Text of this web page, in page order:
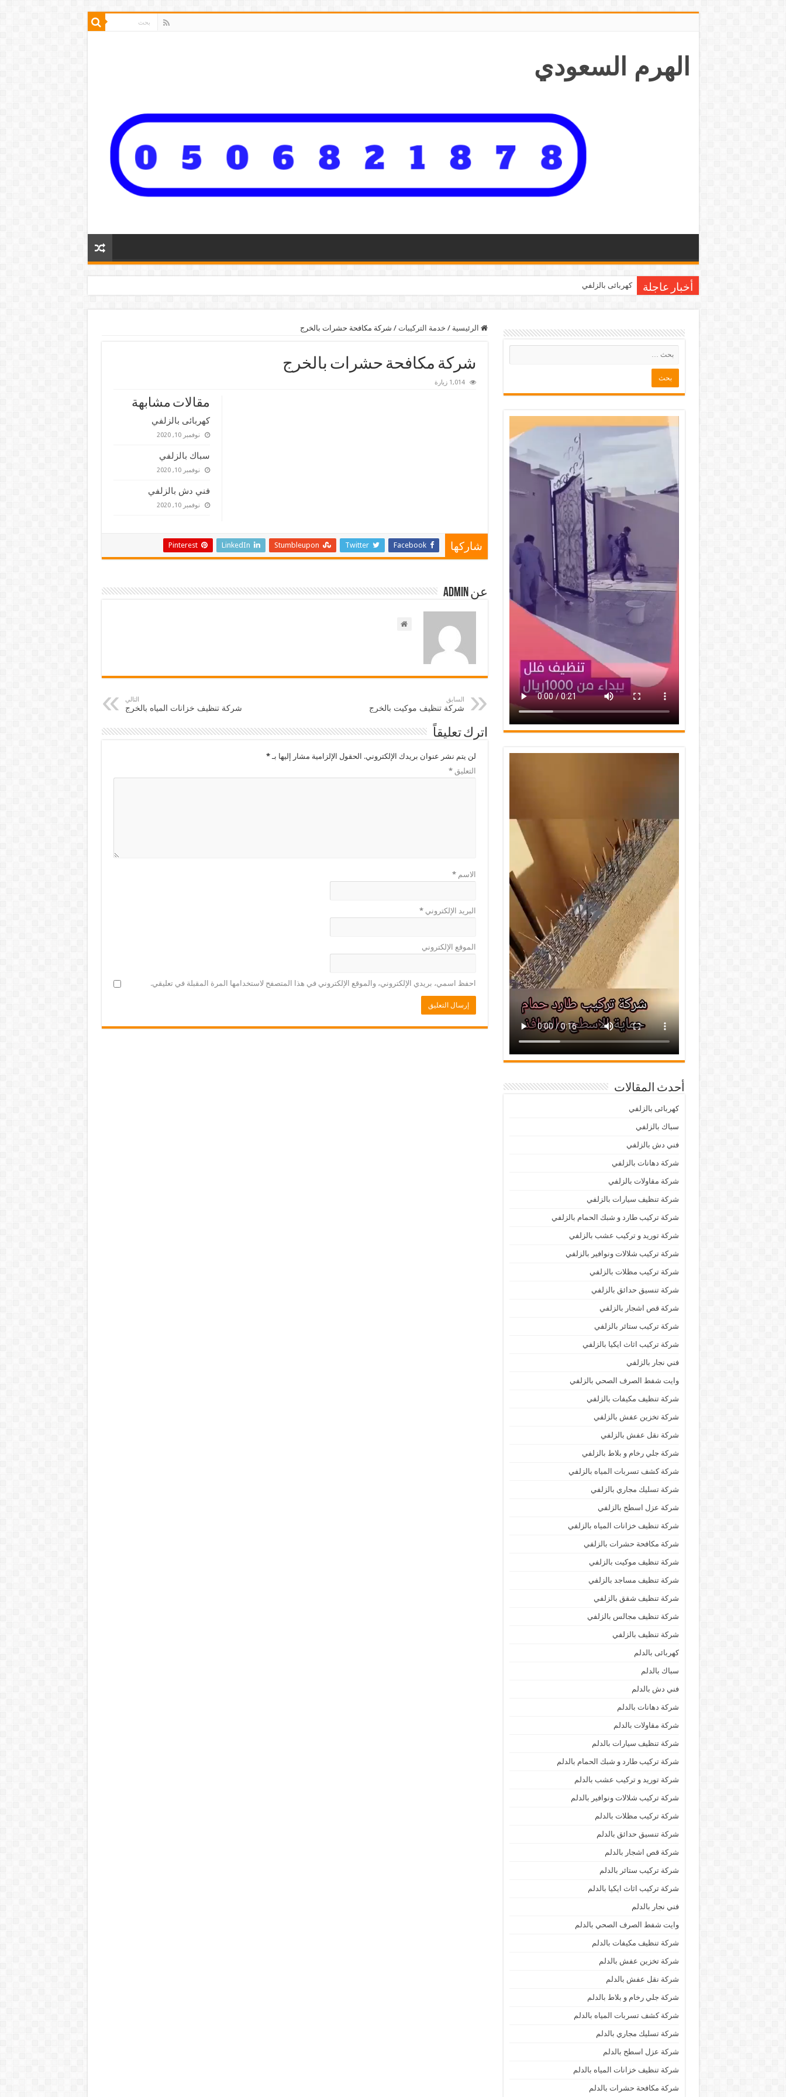
الهرم السعودي
أخبار عاجلة كهربائى بالزلفي
الرئيسية / خدمة التركيبات / شركة مكافحة حشرات بالخرج
شركة مكافحة حشرات بالخرج
1,014 زيارة
مقالات مشابهة
كهربائى بالزلفي
نوفمبر 10, 2020
سباك بالزلفي
نوفمبر 10, 2020
فني دش بالزلفي
نوفمبر 10, 2020
شاركها Facebook
Twitter
Stumbleupon
LinkedIn
Pinterest
عن admin
السابق
شركة تنظيف موكيت بالخرج
التالي
شركة تنظيف خزانات المياه بالخرج
اترك تعليقاً
لن يتم نشر عنوان بريدك الإلكتروني. الحقول الإلزامية مشار إليها بـ*
التعليق*
الاسم*
البريد الإلكتروني*
الموقع الإلكتروني
احفظ اسمي، بريدي الإلكتروني، والموقع الإلكتروني في هذا المتصفح لاستخدامها المرة المقبلة في تعليقي.
أحدث المقالات
كهربائى بالزلفي
سباك بالزلفي
فني دش بالزلفي
شركة دهانات بالزلفي
شركة مقاولات بالزلفي
شركة تنظيف سيارات بالزلفي
شركة تركيب طارد و شبك الحمام بالزلفي
شركة توريد و تركيب عشب بالزلفي
شركة تركيب شلالات ونوافير بالزلفي
شركة تركيب مظلات بالزلفي
شركة تنسيق حدائق بالزلفي
شركة قص اشجار بالزلفي
شركة تركيب ستائر بالزلفي
شركة تركيب اثاث ايكيا بالزلفي
فني نجار بالزلفي
وايت شفط الصرف الصحي بالزلفي
شركة تنظيف مكيفات بالزلفي
شركة تخزين عفش بالزلفي
شركة نقل عفش بالزلفي
شركة جلي رخام و بلاط بالزلفي
شركة كشف تسربات المياه بالزلفي
شركة تسليك مجاري بالزلفي
شركة عزل اسطح بالزلفي
شركة تنظيف خزانات المياه بالزلفي
شركة مكافحة حشرات بالزلفي
شركة تنظيف موكيت بالزلفي
شركة تنظيف مساجد بالزلفي
شركة تنظيف شقق بالزلفي
شركة تنظيف مجالس بالزلفي
شركة تنظيف بالزلفي
كهربائى بالدلم
سباك بالدلم
فني دش بالدلم
شركة دهانات بالدلم
شركة مقاولات بالدلم
شركة تنظيف سيارات بالدلم
شركة تركيب طارد و شبك الحمام بالدلم
شركة توريد و تركيب عشب بالدلم
شركة تركيب شلالات ونوافير بالدلم
شركة تركيب مظلات بالدلم
شركة تنسيق حدائق بالدلم
شركة قص اشجار بالدلم
شركة تركيب ستائر بالدلم
شركة تركيب اثاث ايكيا بالدلم
فني نجار بالدلم
وايت شفط الصرف الصحي بالدلم
شركة تنظيف مكيفات بالدلم
شركة تخزين عفش بالدلم
شركة نقل عفش بالدلم
شركة جلي رخام و بلاط بالدلم
شركة كشف تسربات المياه بالدلم
شركة تسليك مجاري بالدلم
شركة عزل اسطح بالدلم
شركة تنظيف خزانات المياه بالدلم
شركة مكافحة حشرات بالدلم